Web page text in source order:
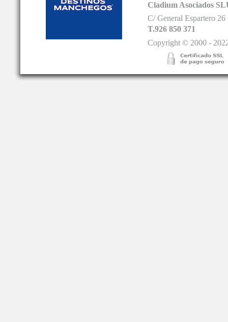
Cladium Asociados
C/ General Espartero
T.926 850 371
Copyright © 2000 -